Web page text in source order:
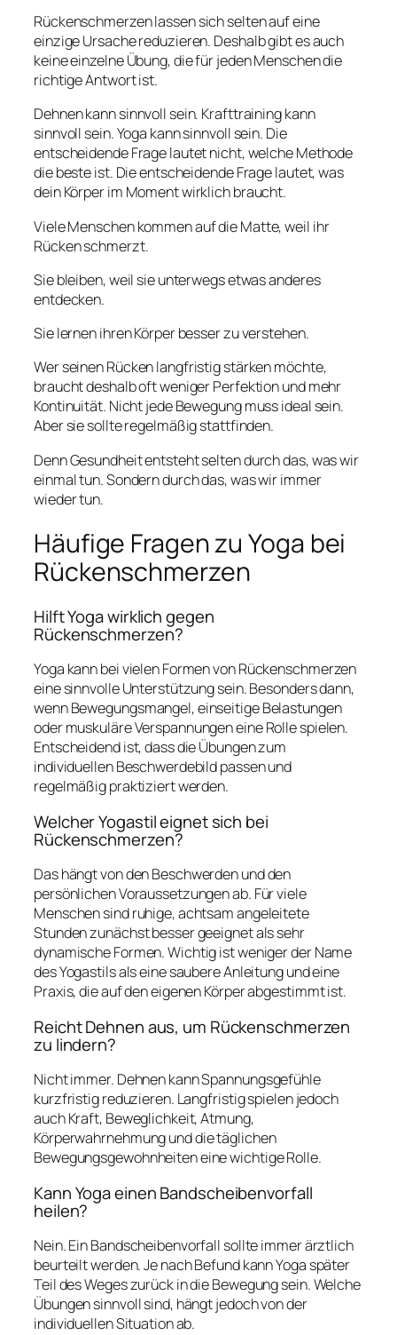
Rückenschmerzen lassen sich selten auf eine
einzige Ursache reduzieren. Deshalb gibt es auch
keine einzelne Übung, die für jeden Menschen die
richtige Antwort ist.
Dehnen kann sinnvoll sein. Krafttraining kann
sinnvoll sein. Yoga kann sinnvoll sein. Die
entscheidende Frage lautet nicht, welche Methode
die beste ist. Die entscheidende Frage lautet, was
dein Körper im Moment wirklich braucht.
Viele Menschen kommen auf die Matte, weil ihr
Rücken schmerzt.
Sie bleiben, weil sie unterwegs etwas anderes
entdecken.
Sie lernen ihren Körper besser zu verstehen.
Wer seinen Rücken langfristig stärken möchte,
braucht deshalb oft weniger Perfektion und mehr
Kontinuität. Nicht jede Bewegung muss ideal sein.
Aber sie sollte regelmäßig stattfinden.
Denn Gesundheit entsteht selten durch das, was wir
einmal tun. Sondern durch das, was wir immer
wieder tun.
Häufige Fragen zu Yoga bei
Rückenschmerzen
Hilft Yoga wirklich gegen
Rückenschmerzen?
Yoga kann bei vielen Formen von Rückenschmerzen
eine sinnvolle Unterstützung sein. Besonders dann,
wenn Bewegungsmangel, einseitige Belastungen
oder muskuläre Verspannungen eine Rolle spielen.
Entscheidend ist, dass die Übungen zum
individuellen Beschwerdebild passen und
regelmäßig praktiziert werden.
Welcher Yogastil eignet sich bei
Rückenschmerzen?
Das hängt von den Beschwerden und den
persönlichen Voraussetzungen ab. Für viele
Menschen sind ruhige, achtsam angeleitete
Stunden zunächst besser geeignet als sehr
dynamische Formen. Wichtig ist weniger der Name
des Yogastils als eine saubere Anleitung und eine
Praxis, die auf den eigenen Körper abgestimmt ist.
Reicht Dehnen aus, um Rückenschmerzen
zu lindern?
Nicht immer. Dehnen kann Spannungsgefühle
kurzfristig reduzieren. Langfristig spielen jedoch
auch Kraft, Beweglichkeit, Atmung,
Körperwahrnehmung und die täglichen
Bewegungsgewohnheiten eine wichtige Rolle.
Kann Yoga einen Bandscheibenvorfall
heilen?
Nein. Ein Bandscheibenvorfall sollte immer ärztlich
beurteilt werden. Je nach Befund kann Yoga später
Teil des Weges zurück in die Bewegung sein. Welche
Übungen sinnvoll sind, hängt jedoch von der
individuellen Situation ab.